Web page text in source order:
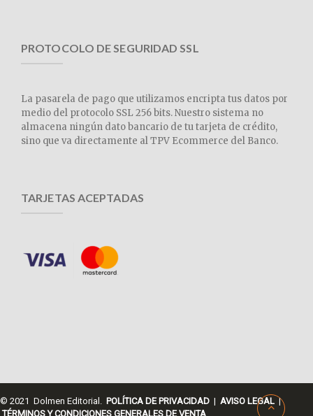
PROTOCOLO DE SEGURIDAD SSL
La pasarela de pago que utilizamos encripta tus datos por
medio del protocolo SSL 256 bits. Nuestro sistema no
almacena ningún dato bancario de tu tarjeta de crédito,
sino que va directamente al TPV Ecommerce del Banco.
TARJETAS ACEPTADAS
© 2021 Dolmen Editorial. POLÍTICA DE PRIVACIDAD | AVISO LEGAL |
TÉRMINOS Y CONDICIONES GENERALES DE VENTA